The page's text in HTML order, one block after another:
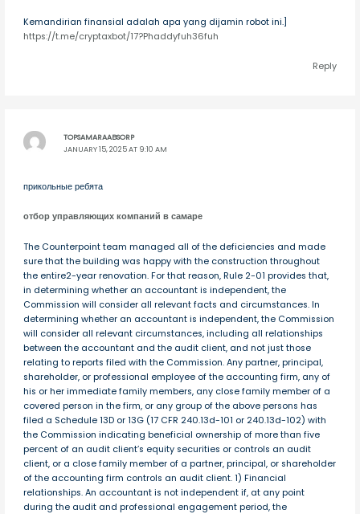
Kemandirian finansial adalah apa yang dijamin robot ini.]
https://t.me/cryptaxbot/17?Phaddyfuh36fuh
Reply
TOPSAMARAABSORP
JANUARY 15, 2025 AT 9:10 AM
прикольные ребята
отбор управляющих компаний в самаре
The Counterpoint team managed all of the deficiencies and made
sure that the building was happy with the construction throughout
the entire2-year renovation. For that reason, Rule 2-01 provides that,
in determining whether an accountant is independent, the
Commission will consider all relevant facts and circumstances. In
determining whether an accountant is independent, the Commission
will consider all relevant circumstances, including all relationships
between the accountant and the audit client, and not just those
relating to reports filed with the Commission. Any partner, principal,
shareholder, or professional employee of the accounting firm, any of
his or her immediate family members, any close family member of a
covered person in the firm, or any group of the above persons has
filed a Schedule 13D or 13G (17 CFR 240.13d-101 or 240.13d-102) with
the Commission indicating beneficial ownership of more than five
percent of an audit client’s equity securities or controls an audit
client, or a close family member of a partner, principal, or shareholder
of the accounting firm controls an audit client. 1) Financial
relationships. An accountant is not independent if, at any point
during the audit and professional engagement period, the